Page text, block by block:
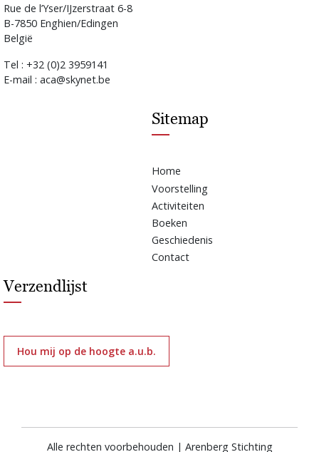
Rue de l’Yser/IJzerstraat 6-8
B-7850 Enghien/Edingen
België
Tel : +32 (0)2 3959141
E-mail : aca@skynet.be
Sitemap
Home
Voorstelling
Activiteiten
Boeken
Geschiedenis
Contact
Verzendlijst
Hou mij op de hoogte a.u.b.
Alle rechten voorbehouden | Arenberg Stichting